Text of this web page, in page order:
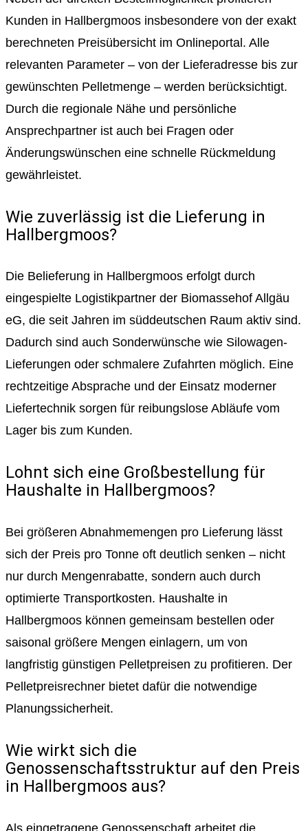
Kunden in Hallbergmoos insbesondere von der exakt
berechneten Preisübersicht im Onlineportal. Alle
relevanten Parameter – von der Lieferadresse bis zur
gewünschten Pelletmenge – werden berücksichtigt.
Durch die regionale Nähe und persönliche
Ansprechpartner ist auch bei Fragen oder
Änderungswünschen eine schnelle Rückmeldung
gewährleistet.
Wie zuverlässig ist die Lieferung in
Hallbergmoos?
Die Belieferung in Hallbergmoos erfolgt durch
eingespielte Logistikpartner der Biomassehof Allgäu
eG, die seit Jahren im süddeutschen Raum aktiv sind.
Dadurch sind auch Sonderwünsche wie Silowagen-
Lieferungen oder schmalere Zufahrten möglich. Eine
rechtzeitige Absprache und der Einsatz moderner
Liefertechnik sorgen für reibungslose Abläufe vom
Lager bis zum Kunden.
Lohnt sich eine Großbestellung für
Haushalte in Hallbergmoos?
Bei größeren Abnahmemengen pro Lieferung lässt
sich der Preis pro Tonne oft deutlich senken – nicht
nur durch Mengenrabatte, sondern auch durch
optimierte Transportkosten. Haushalte in
Hallbergmoos können gemeinsam bestellen oder
saisonal größere Mengen einlagern, um von
langfristig günstigen Pelletpreisen zu profitieren. Der
Pelletpreisrechner bietet dafür die notwendige
Planungssicherheit.
Wie wirkt sich die
Genossenschaftsstruktur auf den Preis
in Hallbergmoos aus?